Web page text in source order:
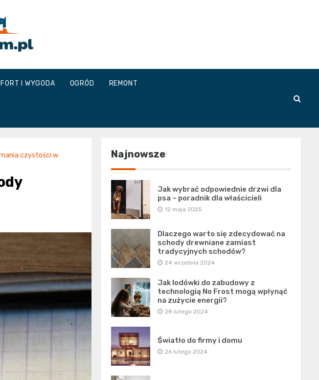
I WYGODA OGRÓD REMONT
czystości w
Najnowsze
Jak wybrać odpowiednie drzwi dla
psa – poradnik dla właścicieli
12 maja 2025
Dlaczego warto się zdecydować na
schody drewniane zamiast
tradycyjnych schodów?
24 września 2024
Jak lodówki do zabudowy z
technologią No Frost mogą wpłynąć
na zużycie energii?
28 lutego 2024
Światło do firmy i domu
26 lutego 2024